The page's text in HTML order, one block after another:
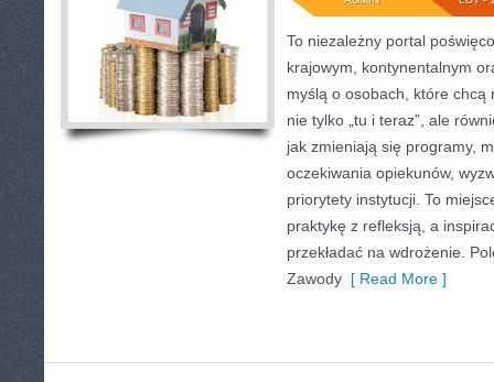
To niezależny portal
krajowym, kontynentalnym
myślą o osobach, które chcą
nie tylko „tu i teraz”, ale
jak zmieniają się programy,
oczekiwania opiekunów,
priorytety instytucji. To
praktykę z refleksją, a
przekładać na wdrożenie.
Zawody [ Read More ]